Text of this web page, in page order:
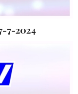
7-2024